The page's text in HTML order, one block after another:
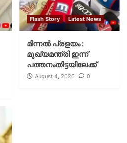
Flash Story Latest News
മിന്നല്‍ പ്രളയം :
മുഖ്യമന്ത്രി ഇന്ന്
പത്തനംതിട്ടയിലേക്ക്
August 4, 2026 0